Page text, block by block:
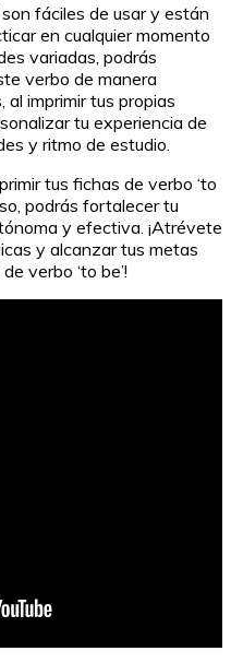
fáciles de usar y están
en cualquier momento
variadas, podrás
verbo de manera
imprimir tus propias
tu experiencia de
y ritmo de estudio.
tus fichas de verbo ‘to
podrás fortalecer tu
y efectiva. ¡Atrévete
y alcanzar tus metas
verbo ‘to be’!